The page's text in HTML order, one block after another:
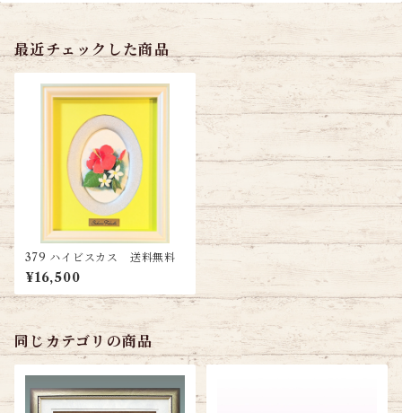
最近チェックした商品
379 ハイビスカス 送料無料
¥16,500
同じカテゴリの商品